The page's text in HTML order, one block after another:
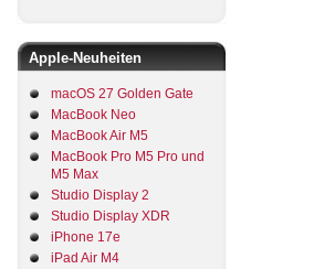
Apple-Neuheiten
macOS 27 Golden Gate
MacBook Neo
MacBook Air M5
MacBook Pro M5 Pro und
M5 Max
Studio Display 2
Studio Display XDR
iPhone 17e
iPad Air M4